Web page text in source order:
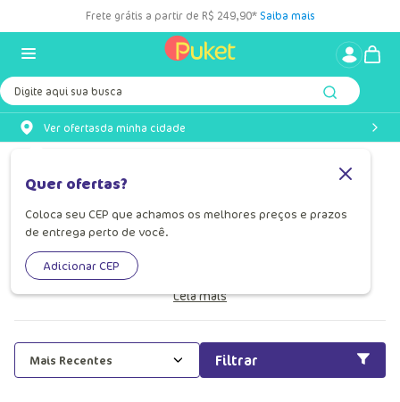
Frete grátis a partir de R$ 249,90* Saiba mais
Digite aqui sua busca
Ver ofertasda minha cidade
Quer ofertas?
Coloca seu CEP que achamos os melhores preços e prazos
de entrega perto de você.
Adicionar CEP
Roupa Infantil Para Meninos
Descubra as roupas infantis para meninos mais divertida e
colorida na Puket! Temos desde pijamas e meias até
Leia mais
Mais Recentes Filtrar